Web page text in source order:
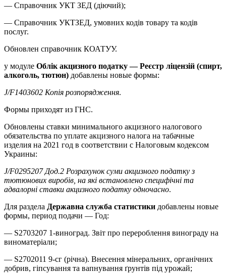
— Справочник УКТ ЗЕД (діючий);
— Справочник УКТЗЕД, умовних кодів товару та кодів
послуг.
Обновлен справочник КОАТУУ.
у модуле Облік акцизного податку — Реєстр ліцензій (спирт,
алкоголь, тютюн) добавлены новые формы:
J/F1403602 Копія розпорядження.
Формы приходят из ГНС.
Обновлены ставки минимального акцизного налогового
обязательства по уплате акцизного налога на табачные
изделия на 2021 год в соответствии с Налоговым кодексом
Украины:
J/F0295207 Дод.2 Розрахунок суми акцизного податку з
тютюнових виробів, на які встановлено специфічні та
адвалорні ставки акцизного податку одночасно.
Для раздела Державна служба статистики добавлены новые
формы, период подачи — Год:
— S2703207 1-виноград. Звіт про перероблення винограду на
виноматеріали;
— S2702011 9-сг (річна). Внесення мінеральних, органічних
добрив, гіпсування та вапнування ґрунтів під урожай;